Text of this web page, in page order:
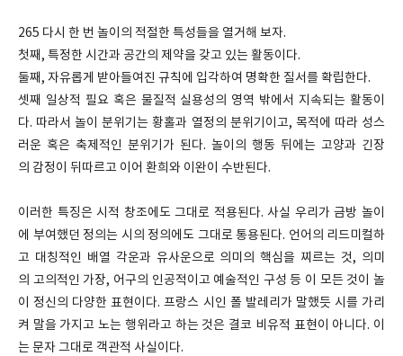
265 다시 한 번 놀이의 적절한 특성들을 열거해 보자.
첫째, 특정한 시간과 공간의 제약을 갖고 있는 활동이다.
둘째, 자유롭게 받아들여진 규칙에 입각하여 명확한 질서를 확립한다.
셋째 일상적 필요 혹은 물질적 실용성의 영역 밖에서 지속되는 활동이
다. 따라서 놀이 분위기는 황홀과 열정의 분위기이고, 목적에 따라 성스
러운 혹은 축제적인 분위기가 된다. 놀이의 행동 뒤에는 고양과 긴장
의 감정이 뒤따르고 이어 환희와 이완이 수반된다.
이러한 특징은 시적 창조에도 그대로 적용된다. 사실 우리가 금방 놀이
에 부여했던 정의는 시의 정의에도 그대로 통용된다. 언어의 리드미컬하
고 대칭적인 배열 각운과 유사운으로 의미의 핵심을 찌르는 것, 의미
의 고의적인 가장, 어구의 인공적이고 예술적인 구성 등 이 모든 것이 놀
이 정신의 다양한 표현이다. 프랑스 시인 폴 발레리가 말했듯 시를 가리
켜 말을 가지고 노는 행위라고 하는 것은 결코 비유적 표현이 아니다. 이
는 문자 그대로 객관적 사실이다.